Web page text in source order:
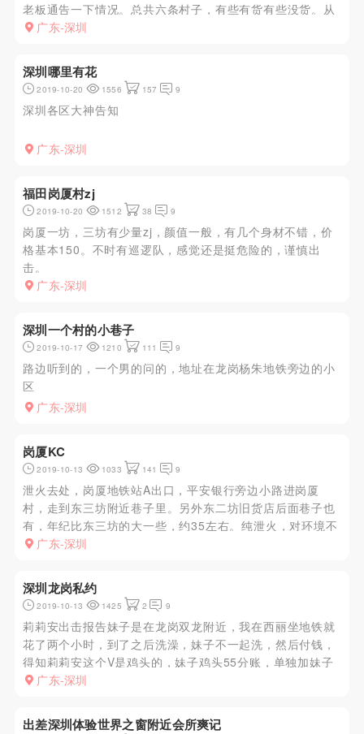
老板通告一下情况。总共六条村子，有些有货有些没货。从
东到西来说1、罗湖黄贝岭村没有踪影。考察点地铁站黄贝
我还保留了JT的微信...
广东-深圳
深圳哪里有花
2019-10-20 1556 157 9
深圳各区大神告知
广东-深圳
福田岗厦村zj
2019-10-20 1512 38 9
岗厦一坊，三坊有少量zj，颜值一般，有几个身材不错，价
格基本150。不时有巡逻队，感觉还是挺危险的，谨慎出
击。
广东-深圳
深圳一个村的小巷子
2019-10-17 1210 111 9
路边听到的，一个男的问的，地址在龙岗杨朱地铁旁边的小
区
广东-深圳
岗厦KC
2019-10-13 1033 141 9
泄火去处，岗厦地铁站A出口，平安银行旁边小路进岗厦
村，走到东三坊附近巷子里。另外东二坊旧货店后面巷子也
有，年纪比东三坊的大一些，约35左右。纯泄火，对环境不
要要求太高。
广东-深圳
深圳龙岗私约
2019-10-13 1425 2 9
莉莉安出击报告妹子是在龙岗双龙附近，我在西丽坐地铁就
花了两个小时，到了之后洗澡，妹子不一起洗，然后付钱，
得知莉莉安这个V是鸡头的，妹子鸡头55分账，单独加妹子
V300一刺，简单的口后开始做，10多分钟后妹子表现的不
比较重，妹子眼...
广东-深圳
出差深圳体验世界之窗附近会所爽记